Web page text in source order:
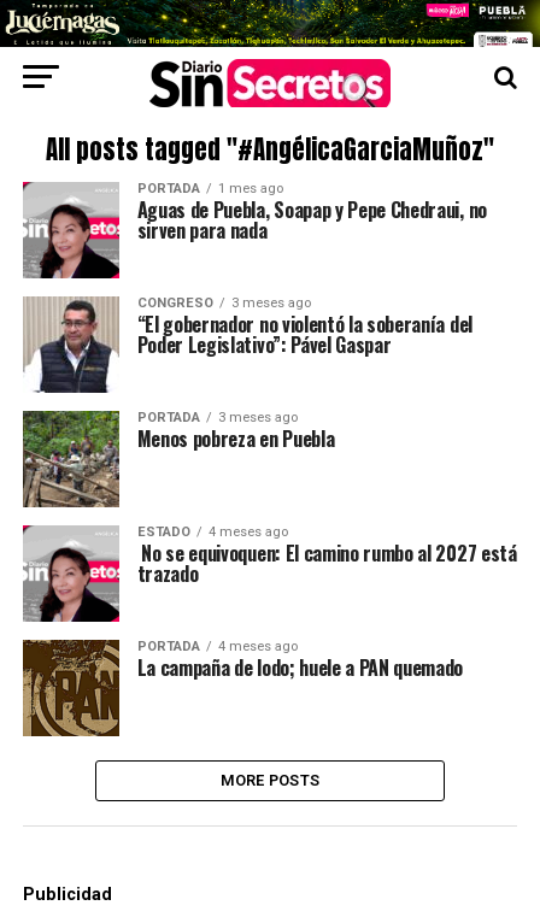
All posts tagged "#AngélicaGarciaMuñoz"
PORTADA 1 mes ago
Aguas de Puebla, Soapap y Pepe Chedraui, no
sirven para nada
CONGRESO 3 meses ago
“El gobernador no violentó la soberanía del
Poder Legislativo”: Pável Gaspar
PORTADA 3 meses ago
Menos pobreza en Puebla
ESTADO 4 meses ago
No se equivoquen: El camino rumbo al 2027 está
trazado
PORTADA 4 meses ago
La campaña de lodo; huele a PAN quemado
MORE POSTS
Publicidad